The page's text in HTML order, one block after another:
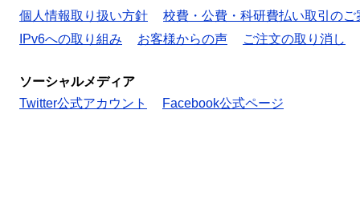
個人情報取り扱い方針
校費・公費・科研費払い取引のご
IPv6への取り組み
お客様からの声 ご注文の取り消し
ソーシャルメディア
Twitter公式アカウント
Facebook公式ページ